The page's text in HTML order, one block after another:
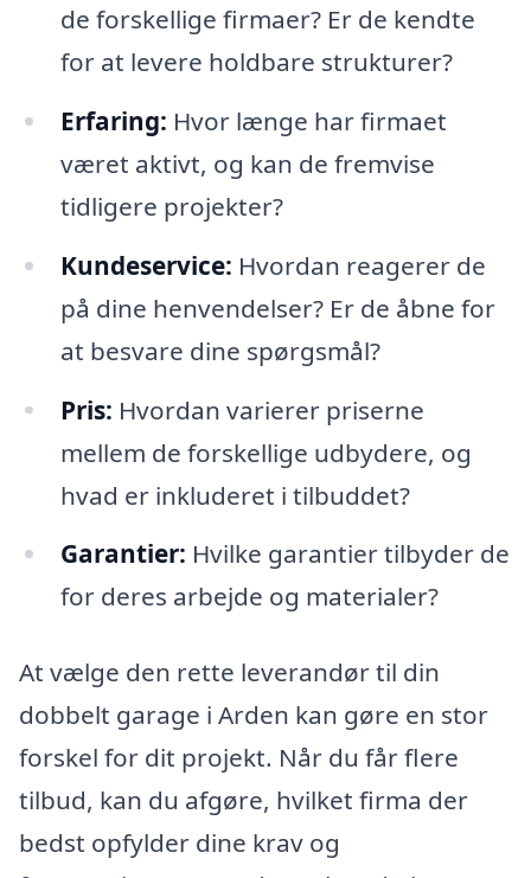
de forskellige firmaer? Er de kendte
for at levere holdbare strukturer?
Erfaring: Hvor længe har firmaet
været aktivt, og kan de fremvise
tidligere projekter?
Kundeservice: Hvordan reagerer de
på dine henvendelser? Er de åbne for
at besvare dine spørgsmål?
Pris: Hvordan varierer priserne
mellem de forskellige udbydere, og
hvad er inkluderet i tilbuddet?
Garantier: Hvilke garantier tilbyder de
for deres arbejde og materialer?
At vælge den rette leverandør til din
dobbelt garage i Arden kan gøre en stor
forskel for dit projekt. Når du får flere
tilbud, kan du afgøre, hvilket firma der
bedst opfylder dine krav og